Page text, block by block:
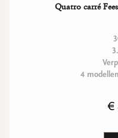
Quatro carré
4
€